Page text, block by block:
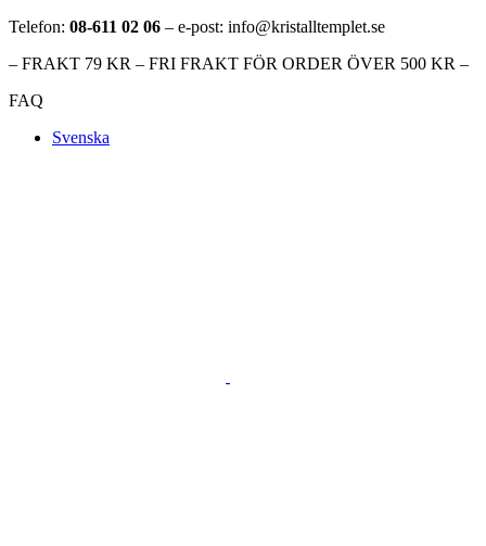
Telefon: 08-611 02 06 – e-post: info@kristalltemplet.se
– FRAKT 79 KR – FRI FRAKT FÖR ORDER ÖVER 500 KR –
FAQ
Svenska